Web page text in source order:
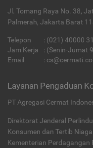
Jl. Tomang Raya No. 38,
Palmerah, Jakarta Barat
Telepon : (021) 40000
Jam Kerja
: (Senin-Jumat
Email
:
Layanan Pengaduan
PT Agregasi Cermat
Direktorat Jenderal
Konsumen dan Tertib Niaga
Kementerian Perdagangan